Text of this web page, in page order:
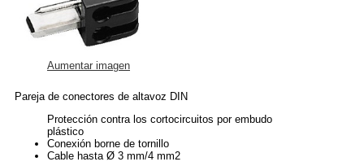
Aumentar imagen
Pareja de conectores de altavoz DIN
Protección contra los cortocircuitos por embudo
plástico
Conexión borne de tornillo
Cable hasta Ø 3 mm/4 mm2